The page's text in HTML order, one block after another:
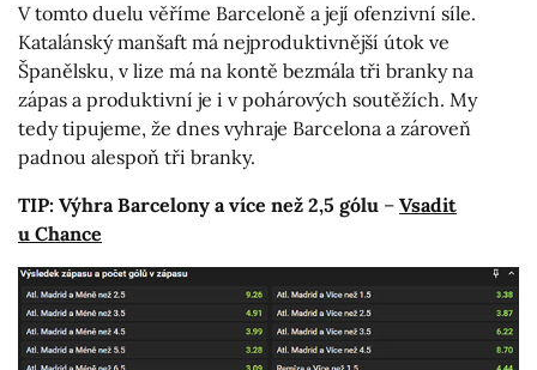
V tomto duelu věříme Barceloně a její ofenzivní síle.
Katalánský manšaft má nejproduktivnější útok ve
Španělsku, v lize má na kontě bezmála tři branky na
zápas a produktivní je i v pohárových soutěžích. My
tedy tipujeme, že dnes vyhraje Barcelona a zároveň
padnou alespoň tři branky.
TIP: Výhra Barcelony a více než 2,5 gólu – Vsadit
u Chance